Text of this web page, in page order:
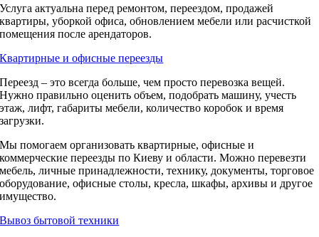
Услуга актуальна перед ремонтом, переездом, продажей
квартиры, уборкой офиса, обновлением мебели или расчисткой
помещения после арендаторов.
Квартирные и офисные переезды
Переезд – это всегда больше, чем просто перевозка вещей.
Нужно правильно оценить объем, подобрать машину, учесть
этаж, лифт, габариты мебели, количество коробок и время
загрузки.
Мы помогаем организовать квартирные, офисные и
коммерческие переезды по Киеву и области. Можно перевезти
мебель, личные принадлежности, технику, документы, торговое
оборудование, офисные столы, кресла, шкафы, архивы и другое
имущество.
Вывоз бытовой техники